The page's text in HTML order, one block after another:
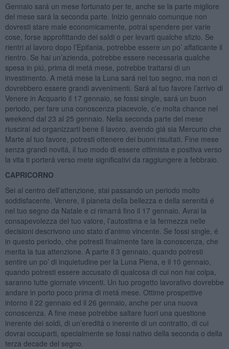
Gennaio sará un mese fortunato per te, anche se la parte migliore
del mese sará la seconda parte. Inizio gennaio comunque non
dovresti stare male economicamente, potrai spendere per varie
cose, forse approfittando dei saldi o per levarti qualche sfizio. Se
rientri al lavoro dopo l’Epifania, potrebbe essere un po’ affaticante il
rientro. Se hai un’azienda, potrebbe essere necessaria qualche
spesa in piú, prima di metá mese, potrebbe trattarsi di un
investimento. A metá mese la Luna sará nel tuo segno, ma non ci
dovrebbero essere grandi avvenimenti. Sará al tuo favore l’arrivo di
Venere in Acquario il 17 gennaio, se fossi single, sará un buon
periodo, per fare una conoscenza piacevole, c’e molta chance nel
weekend dal 23 al 25 gennaio. Nella seconda parte del mese
riuscirai ad organizzarti bene il lavoro, avendo giá sia Mercurio che
Marte al tuo favore, potresti ottenere dei buoni risultati. Fine mese
senza grandi novitá, il tuo modo di essere ottimista e positiva verso
la vita ti porterá verso mete significativi da raggiungere a febbraio.
CAPRICORNO
Sei al centro dell’attenzione, stai passando un periodo molto
soddisfacente. Venere, il pianeta della bellezza e della serenitá é
nel tuo segno da Natale e ci rimarrá fino il 17 gennaio. Avrai la
consapevolezza del tuo valore, l’autostima e la fermezza nelle
decisioni descrivono uno stato d’animo vincente. Se fossi single, é
in questo periodo, che potresti finalmente fare la conoscenza, che
merita la tua attenzione. A parte il 3 gennaio, quando potresti
sentire un po’ di inquietudine per la Luna Piena, e il 10 gennaio,
quando potresti essere accusato di qualcosa di cui non hai colpa,
saranno tutte giornate vincenti. Un tuo progetto lavorativo dovrebbe
andare in porto poco prima di metá mese. Ottime prospettive
intorno il 22 gennaio ed il 26 gennaio, anche per una nuova
conoscenza. A fine mese potrebbe saltare fuori una questione
inerente dei soldi, di un’ereditá o inerente di un contratto, di cui
dovrai occuparti, specialmente se fossi nativo della seconda o della
terza decade del segno.